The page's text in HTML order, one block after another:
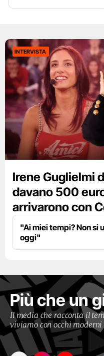
INTERVISTA
Irene Guglielmi
davano 500
arrivarono con
"Ai miei tempi? Non si
oggi"
Più che un
Il media che racconta il
viviamo con occhi moderni